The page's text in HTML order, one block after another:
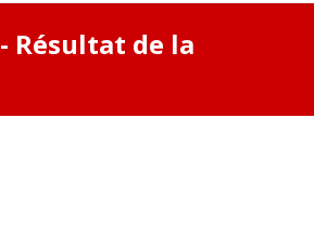
- Résultat de la